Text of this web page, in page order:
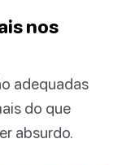
nos
adequadas
do que
absurdo.